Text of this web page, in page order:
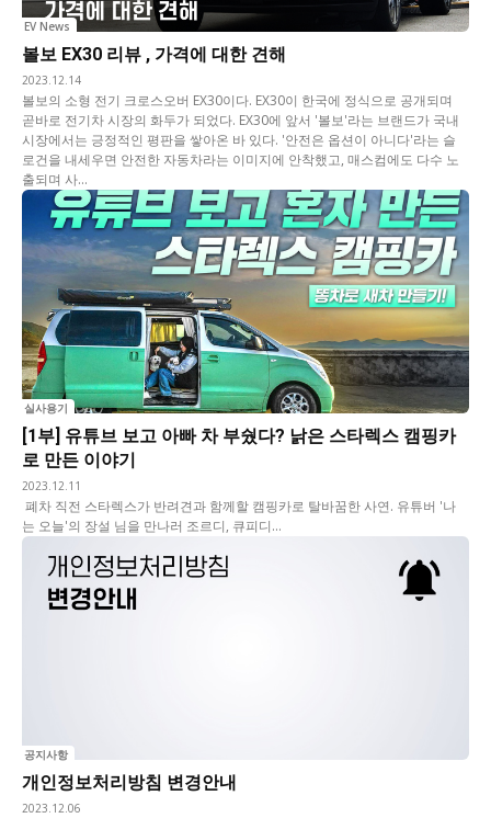
EV News
볼보 EX30 리뷰 , 가격에 대한 견해
2023.12.14
볼보의 소형 전기 크로스오버 EX30이다. EX30이 한국에 정식으로 공개되며
곧바로 전기차 시장의 화두가 되었다. EX30에 앞서 '볼보'라는 브랜드가 국내
시장에서는 긍정적인 평판을 쌓아온 바 있다. '안전은 옵션이 아니다'라는 슬
로건을 내세우면 안전한 자동차라는 이미지에 안착했고, 매스컴에도 다수 노
출되며 사...
실사용기
[1부] 유튜브 보고 아빠 차 부쉈다? 낡은 스타렉스 캠핑카
로 만든 이야기
2023.12.11
는 오늘'의 장설 님을 만나러 조르디, 큐피디...
공지사항
개인정보처리방침 변경안내
2023.12.06